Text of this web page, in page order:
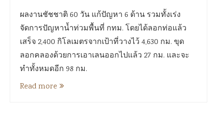
ผลงานชัชชาติ 60 วัน แก้ปัญหา 6 ด้าน รวมทั้งเร่ง
จัดการปัญหาน้ำท่วมพื้นที่ กทม. โดยได้ลอกท่อแล้ว
เสร็จ 2,400 กิโลเมตรจากเป้าที่วางไว้ 4,630 กม. ขุด
ลอกคลองด้วยการเอาเลนออกไปแล้ว 27 กม. และจะ
ทำทั้งหมดอีก 98 กม.
Read more